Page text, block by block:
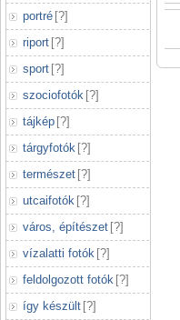
portré [?]
riport [?]
sport [?]
szociofotók [?]
tájkép [?]
tárgyfotók [?]
természet [?]
utcaifotók [?]
város, építészet [?]
vízalatti fotók [?]
feldolgozott fotók [?]
így készült [?]